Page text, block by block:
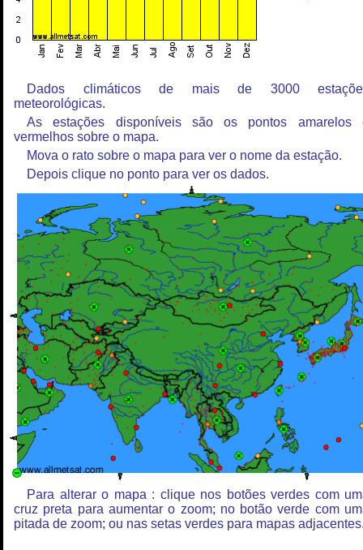
Dados climáticos de mais de 3000
meteorológicas.
As estações disponíveis são os pontos amarelos
vermelhos sobre o mapa.
Mova o rato sobre o mapa para ver o nome da estação.
Depois clique no ponto para ver os dados.
Para alterar o mapa : clique nos botões verdes com
cruz preta para aumentar o zoom; no botão verde com
pitada de zoom; ou nas setas verdes para mapas